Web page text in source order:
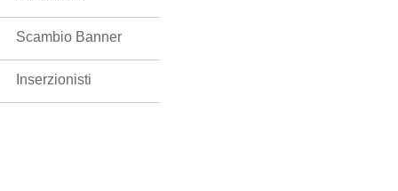
Scambio Banner
Inserzionisti